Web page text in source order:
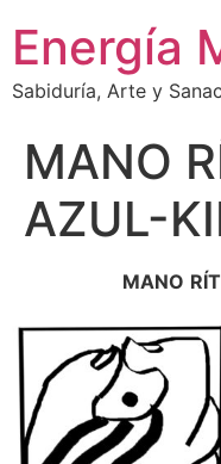
Energía
Sabiduría, Arte y
MANO
AZUL-
MANO